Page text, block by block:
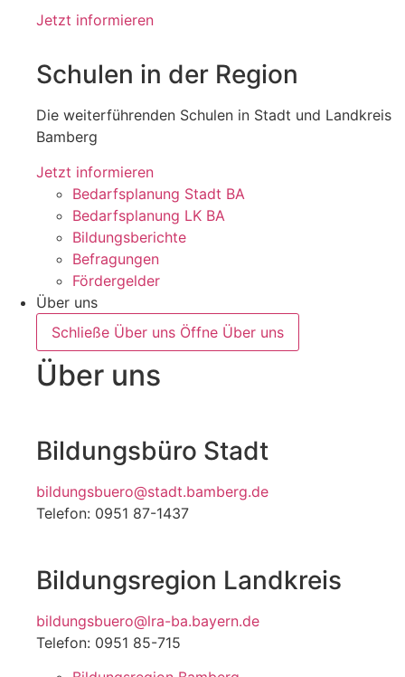
Jetzt informieren
Schulen in der Region
Die weiterführenden Schulen in Stadt und Landkreis
Bamberg
Jetzt informieren
Bedarfsplanung Stadt BA
Bedarfsplanung LK BA
Bildungsberichte
Befragungen
Fördergelder
Über uns
Schließe Über uns Öffne Über uns
Über uns
Bildungsbüro Stadt
bildungsbuero@stadt.bamberg.de
Telefon: 0951 87-1437
Bildungsregion Landkreis
bildungsbuero@lra-ba.bayern.de
Telefon: 0951 85-715